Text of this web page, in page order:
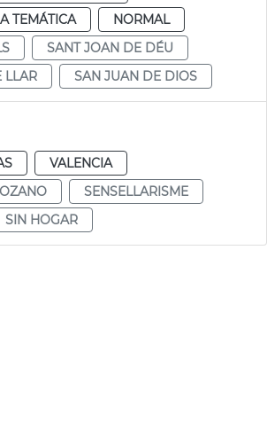
TEMÁTICA
NORMAL
SANT JOAN DE DÉU
LLAR SAN JUAN DE DIOS
VALENCIA
SENSELLARISME
SIN HOGAR